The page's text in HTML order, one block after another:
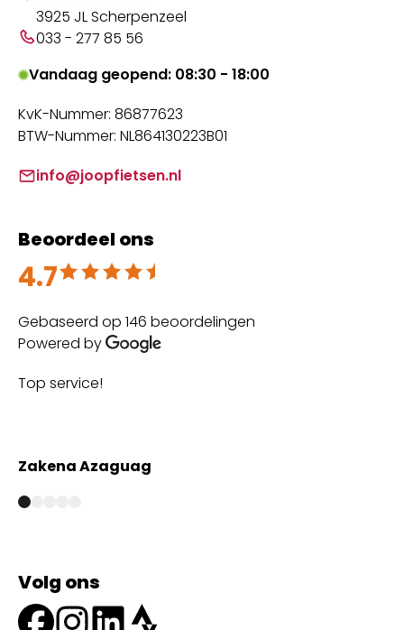
3925 JL Scherpenzeel
033 - 277 85 56
Vandaag geopend: 08:30 - 18:00
KvK-Nummer: 86877623
BTW-Nummer: NL864130223B01
info@joopfietsen.nl
Beoordeel ons
4.7
Beoordeeld met 4.7 uit 5
Gebaseerd op 146 beoordelingen
Powered by
Top service!
Zakena Azaguag
Volg ons